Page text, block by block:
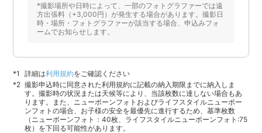
*撮影場所や日時によって、一部のフォトグラファーでは遠
方出張料（+3,000円）が発生する場合があります。撮影日
時・場所・フォトグラファーが該当する場合、申込みフォ
ームでお知らせします。
詳細は利用規約をご確認ください
撮影申込時に同意された利用規約に記載の納入期限までに納入しま
す。撮影時の状況または天候等により、当該枚数に達しない場合もあ
ります。また、ニューボーンフォトおよびライフスタイルニューボー
ンフォトの場合、お子様の安全を最優先に進行するため、基準枚数
（ニューボーンフォト：40枚、ライフスタイルニューボーンフォト:75
枚）を下回る可能性があります。